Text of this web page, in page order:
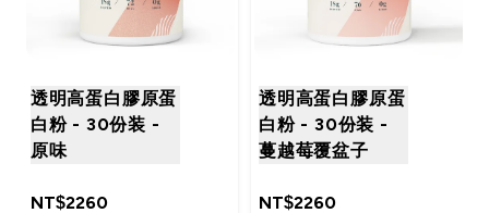
透明高蛋白膠原蛋
白粉 - 30份装 -
原味
NT$2260‎
透明高蛋白膠原蛋
白粉 - 30份装 -
蔓越莓覆盆子
NT$2260‎